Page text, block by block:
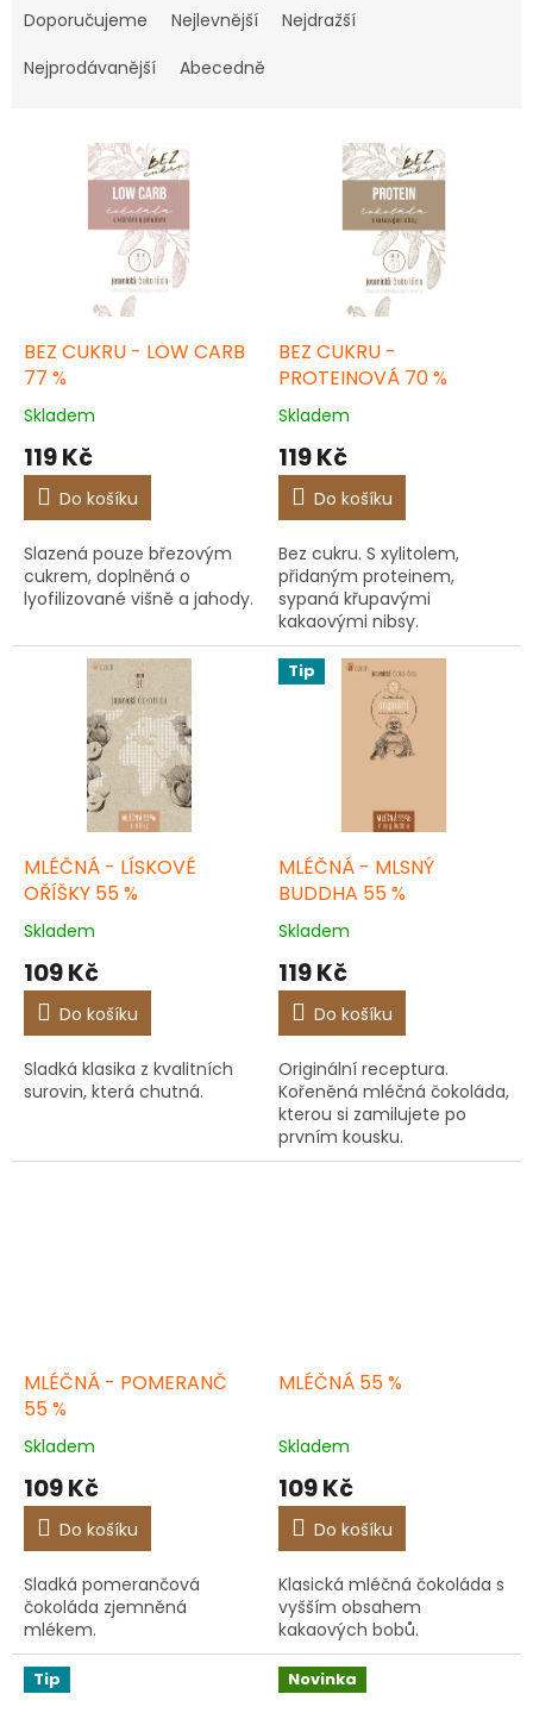
a
e
Doporučujeme Nejlevnější
Nejdražší
Nejprodávanější
Abecedně
dBEZ CUKRU - LOW CARB
77 %
Skladem
119 Kč
Do košíku
Slazená pouze březovým
cukrem, doplněná o
lyofilizované višně a jahody.
BEZ CUKRU -
PROTEINOVÁ 70 %
Skladem
119 Kč
Do košíku
Bez cukru. S xylitolem,
přidaným proteinem,
sypaná křupavými
kakaovými nibsy.
MLÉČNÁ - LÍSKOVÉ
OŘÍŠKY 55 %
Skladem
109 Kč
Do košíku
Sladká klasika z kvalitních
surovin, která chutná.
Tip
MLÉČNÁ - MLSNÝ
BUDDHA 55 %
Skladem
119 Kč
Do košíku
Originální receptura.
Kořeněná mléčná čokoláda,
kterou si zamilujete po
prvním kousku.
MLÉČNÁ - POMERANČ
55 %
Skladem
109 Kč
Do košíku
Sladká pomerančová
čokoláda zjemněná
mlékem.
MLÉČNÁ 55 %
Skladem
109 Kč
Do košíku
Klasická mléčná čokoláda s
vyšším obsahem
kakaových bobů.
Tip Novinka